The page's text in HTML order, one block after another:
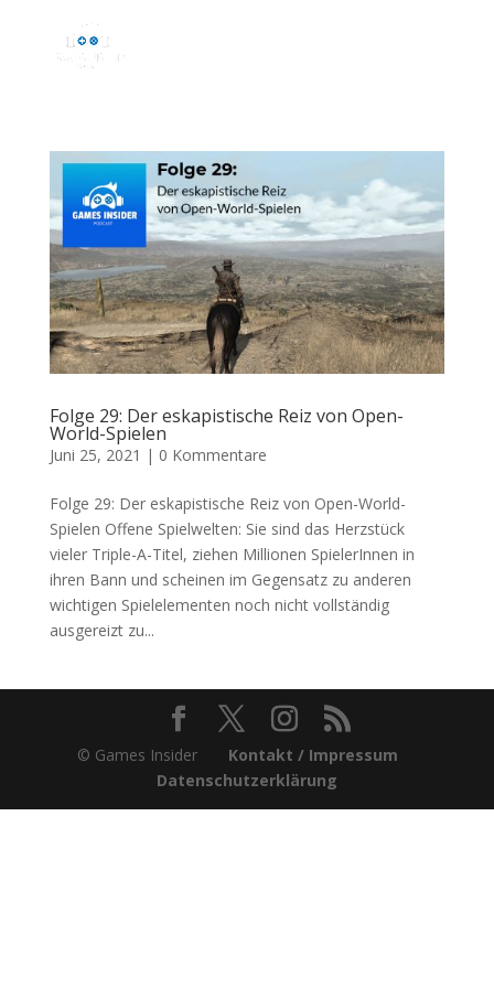
Folge 29: Der eskapistische Reiz von Open-
World-Spielen
Juni 25, 2021 | 0 Kommentare
Folge 29: Der eskapistische Reiz von Open-World-
Spielen Offene Spielwelten: Sie sind das Herzstück
vieler Triple-A-Titel, ziehen Millionen SpielerInnen in
ihren Bann und scheinen im Gegensatz zu anderen
wichtigen Spielelementen noch nicht vollständig
ausgereizt zu...
© Games Insider Kontakt / Impressum
Datenschutzerklärung